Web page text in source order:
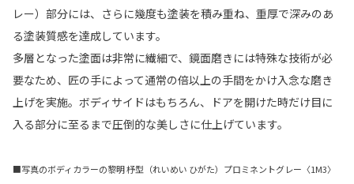
レー）部分には、さらに幾度も塗装を積み重ね、重厚で深みのあ
る塗装質感を達成しています。
多層となった塗面は非常に繊細で、鏡面磨きには特殊な技術が必
要なため、匠の手によって通常の倍以上の手間をかけ入念な磨き
上げを実施。ボディサイドはもちろん、ドアを開けた時だけ目に
入る部分に至るまで圧倒的な美しさに仕上げています。
■写真のボディカラーの黎明 杼型（れいめい ひがた）プロミネントグレー〈1M3〉